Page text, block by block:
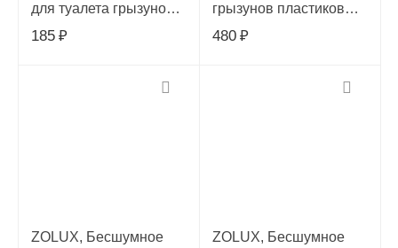
для туалета грызунов
(Бельгия), 11762/DV
185 ₽
грызунов пластиковый,
37х27х9см
480 ₽
ZOLUX, Бесшумное
ZOLUX, Бесшумное